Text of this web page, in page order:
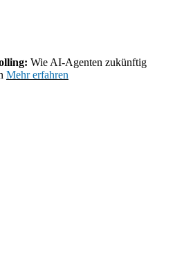
Wie AI‑Agenten zukünftig
Mehr erfahren